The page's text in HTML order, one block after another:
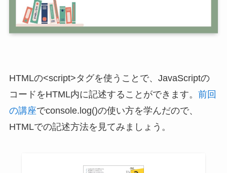
HTMLの<script>タグを使うことで、JavaScriptの
コードをHTML内に記述することができます。 前回
の講座でconsole.log()の使い方を学んだので、
HTMLでの記述方法を見てみましょう。